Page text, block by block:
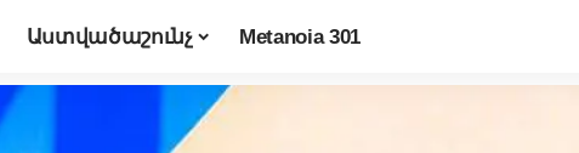
Աստվածաշունչ Metanoia 301